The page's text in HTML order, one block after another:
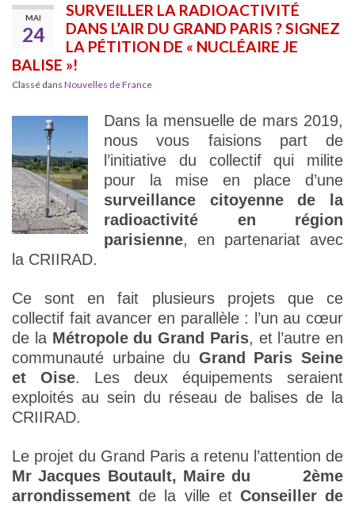
MAI
24
SURVEILLER LA RADIOACTIVITÉ
DANS L’AIR DU GRAND PARIS ? SIGNEZ
LA PÉTITION DE « NUCLÉAIRE JE
BALISE »!
Classé dans Nouvelles de France
Dans la mensuelle de mars 2019,
nous vous faisions part de
l’initiative du collectif qui milite
pour la mise en place d’une
surveillance citoyenne de la
radioactivité en région
parisienne, en partenariat avec
la CRIIRAD.
Ce sont en fait plusieurs projets que ce
collectif fait avancer en parallèle : l’un au cœur
de la Métropole du Grand Paris, et l’autre en
communauté urbaine du Grand Paris Seine
et Oise. Les deux équipements seraient
exploités au sein du réseau de balises de la
CRIIRAD.
Le projet du Grand Paris a retenu l’attention de
Mr Jacques Boutault, Maire du 2ème
arrondissement de la ville et Conseiller de